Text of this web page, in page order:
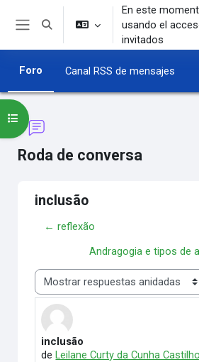
Salta al contenido principal
Selector de búsqueda de entrada
En este
usando el
invitados
Foro Canal RSS de mensajes
Roda de conversa
Abrir índice del curso
inclusão
← reflexão
Andragogia e tipos de
Mostrar modo
inclusão
de Leilane Curty da Cunha Castilho
Número de respuestas: 0